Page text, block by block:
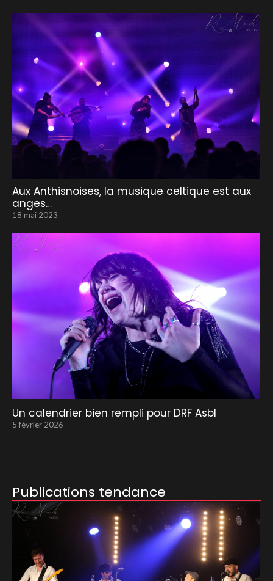
Aux Anthisnoises, la musique celtique est aux
anges…
18 mai 2023
Un calendrier bien rempli pour DRF Asbl
5 février 2026
Publications tendance